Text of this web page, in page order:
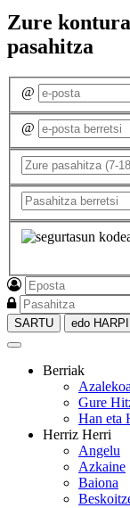
Zure
pasahitza
@
@
SARTU edo
Berriak
Azalekoa
Gure
Han eta
Herriz Herri
Angelu
Azkaine
Baiona